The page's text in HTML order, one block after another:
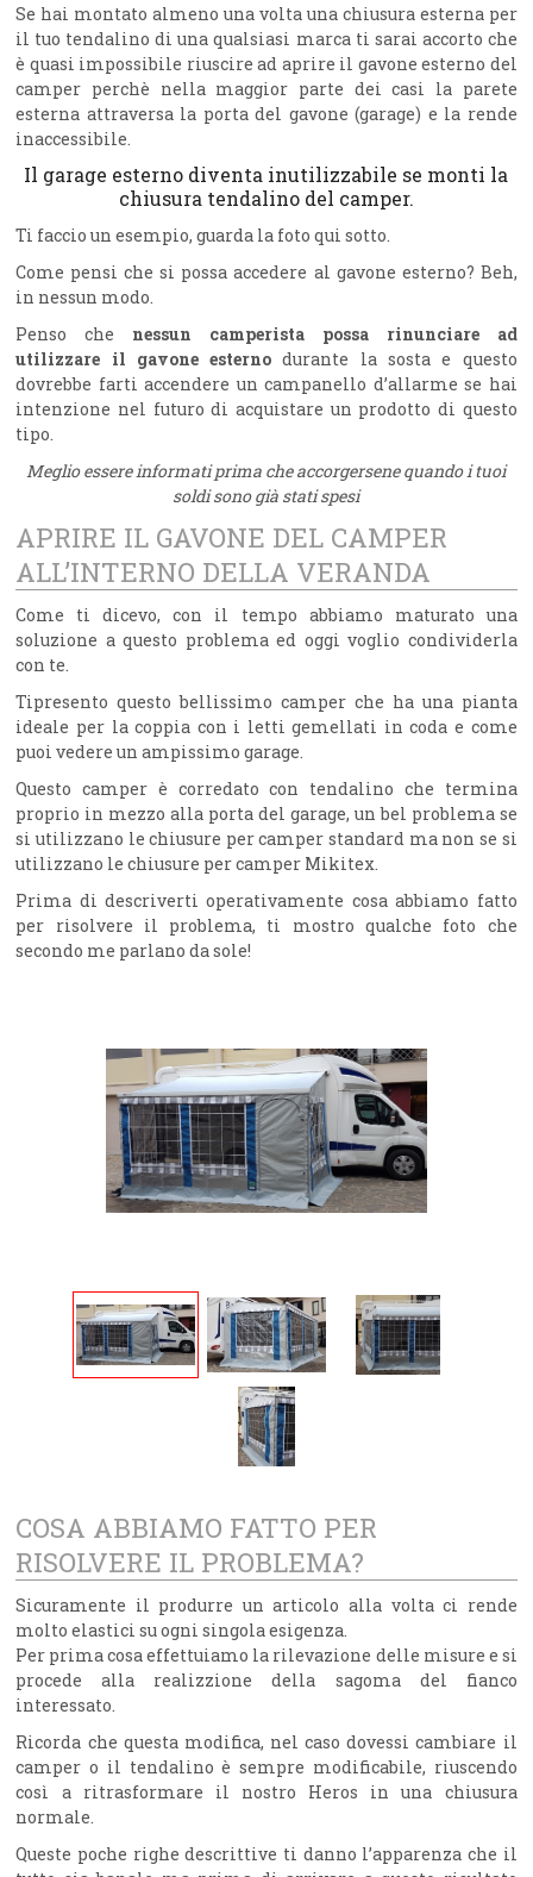
Se hai montato almeno una volta una chiusura esterna per
il tuo tendalino di una qualsiasi marca ti sarai accorto che
è quasi impossibile riuscire ad aprire il gavone esterno del
camper perchè nella maggior parte dei casi la parete
esterna attraversa la porta del gavone (garage) e la rende
inaccessibile.
Il garage esterno diventa inutilizzabile se monti la
chiusura tendalino del camper.
Ti faccio un esempio, guarda la foto qui sotto.
Come pensi che si possa accedere al gavone esterno? Beh,
in nessun modo.
Penso che nessun camperista possa rinunciare ad
utilizzare il gavone esterno durante la sosta e questo
dovrebbe farti accendere un campanello d’allarme se hai
intenzione nel futuro di acquistare un prodotto di questo
tipo.
Meglio essere informati prima che accorgersene quando i tuoi
soldi sono già stati spesi
APRIRE IL GAVONE DEL CAMPER
ALL’INTERNO DELLA VERANDA
Come ti dicevo, con il tempo abbiamo maturato una
soluzione a questo problema ed oggi voglio condividerla
con te.
Tipresento questo bellissimo camper che ha una pianta
ideale per la coppia con i letti gemellati in coda e come
puoi vedere un ampissimo garage.
Questo camper è corredato con tendalino che termina
proprio in mezzo alla porta del garage, un bel problema se
si utilizzano le chiusure per camper standard ma non se si
utilizzano le chiusure per camper Mikitex.
Prima di descriverti operativamente cosa abbiamo fatto
per risolvere il problema, ti mostro qualche foto che
secondo me parlano da sole!
COSA ABBIAMO FATTO PER
RISOLVERE IL PROBLEMA?
Sicuramente il produrre un articolo alla volta ci rende
molto elastici su ogni singola esigenza.
Per prima cosa effettuiamo la rilevazione delle misure e si
procede alla realizzione della sagoma del fianco
interessato.
Ricorda che questa modifica, nel caso dovessi cambiare il
camper o il tendalino è sempre modificabile, riuscendo
così a ritrasformare il nostro Heros in una chiusura
normale.
Queste poche righe descrittive ti danno l’apparenza che il